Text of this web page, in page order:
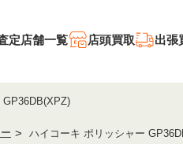
定店舗一覧 店頭買取 出張
ハイコーキ ポリッシャー